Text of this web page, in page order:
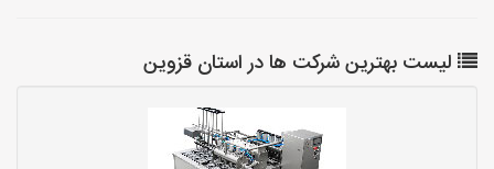
لیست بهترین شرکت ها در استان قزوین